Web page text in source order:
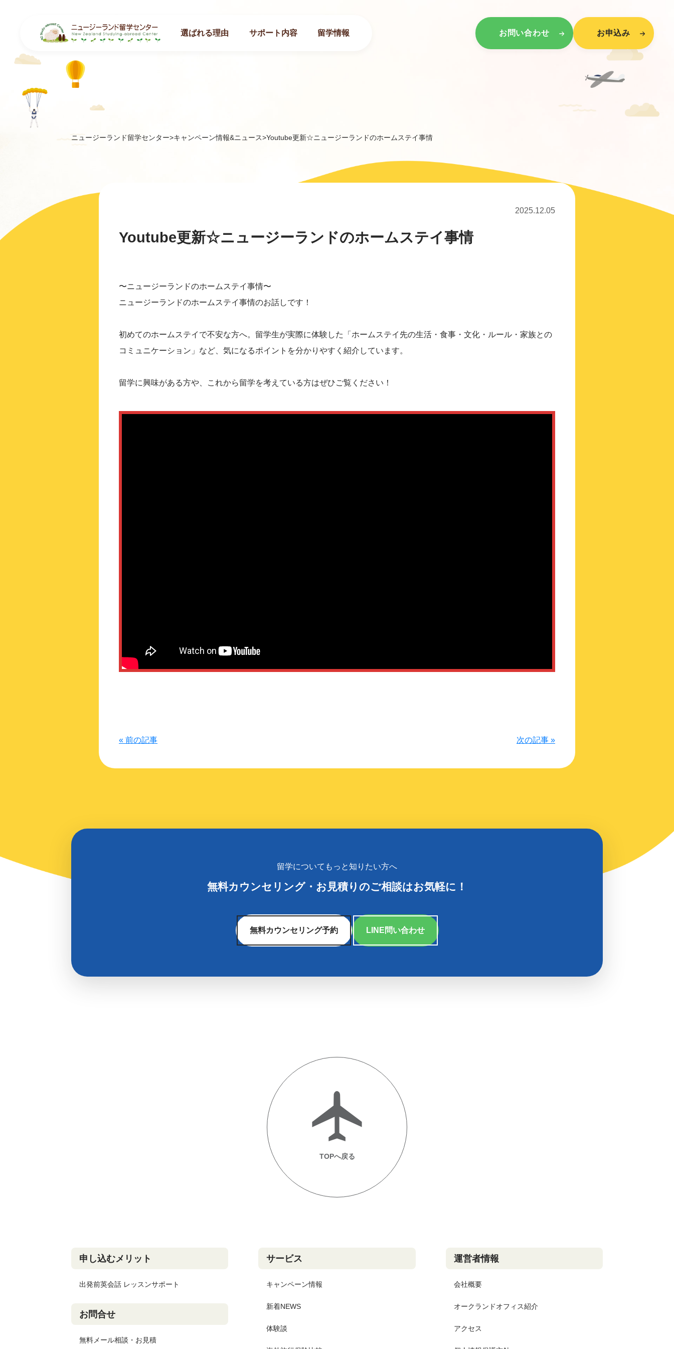
選ばれる理由 サポート内容 留学情報 お問い合わせ お申込み
ニュージーランド留学センター>キャンペーン情報&ニュース>Youtube更新☆ニュージーランドのホームステイ事情
2025.12.05
Youtube更新☆ニュージーランドのホームステイ事情
〜ニュージーランドのホームステイ事情〜
ニュージーランドのホームステイ事情のお話しです！
初めてのホームステイで不安な方へ。留学生が実際に体験した「ホームステイ先の生活・食事・文化・ルール・家族との
コミュニケーション」など、気になるポイントを分かりやすく紹介しています。
留学に興味がある方や、これから留学を考えている方はぜひご覧ください！
« 前の記事 次の記事 »
留学についてもっと知りたい方へ
無料カウンセリング・ お見積りのご相談はお気軽に！
無料カウンセリング予約 LINE問い合わせ
TOPへ戻る
申し込むメリット
出発前英会話 レッスンサポート
お問合せ
無料メール相談・お見積
サービス
キャンペーン情報
新着NEWS
体験談
運営者情報
会社概要
オークランドオフィス紹介
アクセス